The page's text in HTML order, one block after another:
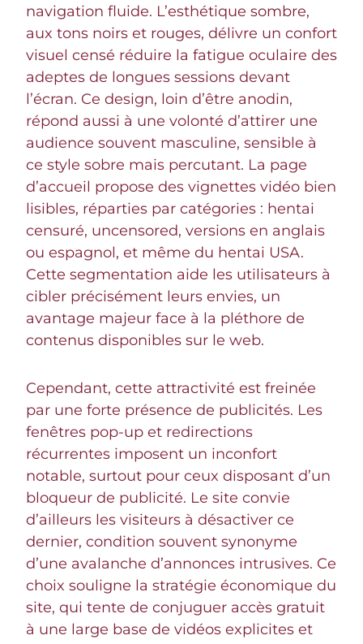
navigation fluide. L’esthétique sombre,
aux tons noirs et rouges, délivre un confort
visuel censé réduire la fatigue oculaire des
adeptes de longues sessions devant
l’écran. Ce design, loin d’être anodin,
répond aussi à une volonté d’attirer une
audience souvent masculine, sensible à
ce style sobre mais percutant. La page
d’accueil propose des vignettes vidéo bien
lisibles, réparties par catégories : hentai
censuré, uncensored, versions en anglais
ou espagnol, et même du hentai USA.
Cette segmentation aide les utilisateurs à
cibler précisément leurs envies, un
avantage majeur face à la pléthore de
contenus disponibles sur le web.
Cependant, cette attractivité est freinée
par une forte présence de publicités. Les
fenêtres pop-up et redirections
récurrentes imposent un inconfort
notable, surtout pour ceux disposant d’un
bloqueur de publicité. Le site convie
d’ailleurs les visiteurs à désactiver ce
dernier, condition souvent synonyme
d’une avalanche d’annonces intrusives. Ce
choix souligne la stratégie économique du
site, qui tente de conjuguer accès gratuit
à une large base de vidéos explicites et